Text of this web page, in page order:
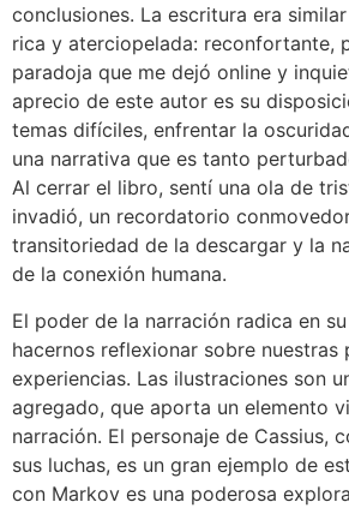
conclusiones. La escritura era
rica y aterciopelada: reconfortante,
paradoja que me dejó online y
aprecio de este autor es su
temas difíciles, enfrentar la
una narrativa que es tanto
Al cerrar el libro, sentí una ola de
invadió, un recordatorio
transitoriedad de la descargar y la
de la conexión humana.
El poder de la narración radica en
hacernos reflexionar sobre nuestras
experiencias. Las ilustraciones son
agregado, que aporta un elemento
narración. El personaje de Cassius,
sus luchas, es un gran ejemplo de
con Markov es una poderosa